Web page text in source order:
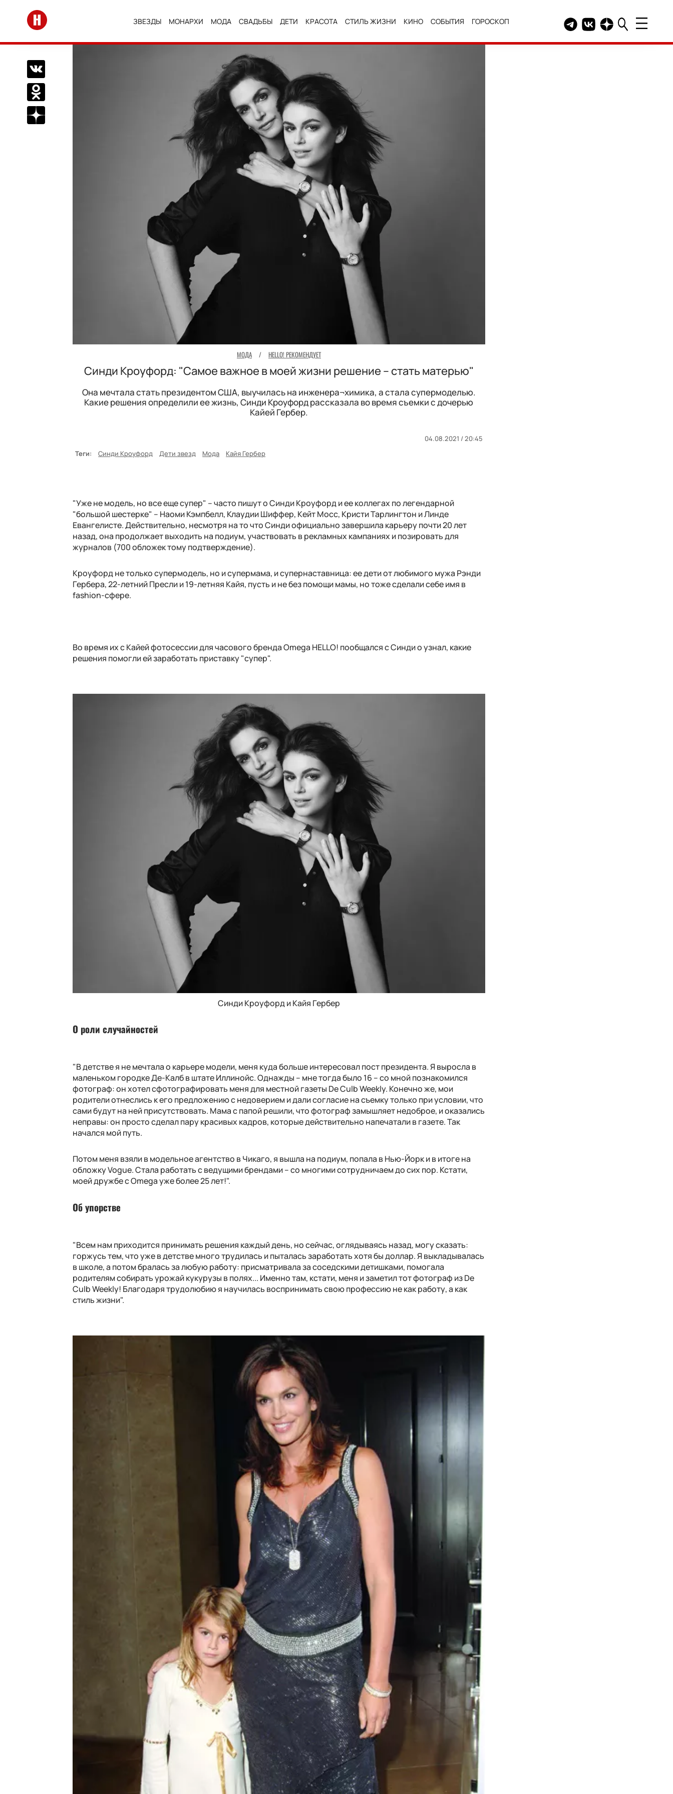
Перейти на главную
ЗВЕЗДЫ МОНАРХИ МОДА СВАДЬБЫ ДЕТИ КРАСОТА СТИЛЬ ЖИЗНИ КИНО СОБЫТИЯ ГОРОСКОП Telegram канал HELLO
Группа HELLO
Канал HELLO в
Поделиться Вконтакте
Поделиться в Одноклассниках
Подписаться на нас в Дзен
МОДА / HELLO! РЕКОМЕНДУЕТ
Синди Кроуфорд: "Самое важное в моей жизни решение – стать матерью"
Она мечтала стать президентом США, выучилась на инженера¬химика, а стала супермоделью.
Какие решения определили ее жизнь, Синди Кроуфорд рассказала во время съемки с дочерью
Кайей Гербер.
04.08.2021 / 20:45
Теги:
Синди Кроуфорд Дети звезд Мода Кайя Гербер
"Уже не модель, но все еще супер" – часто пишут о Синди Кроуфорд и ее коллегах по легендарной
"большой шестерке" – Наоми Кэмпбелл, Клаудии Шиффер, Кейт Мосс, Кристи Тарлингтон и Линде
Евангелисте. Действительно, несмотря на то что Синди официально завершила карьеру почти 20 лет
назад, она продолжает выходить на подиум, участвовать в рекламных кампаниях и позировать для
журналов (700 обложек тому подтверждение).
Кроуфорд не только супермодель, но и супермама, и супернаставница: ее дети от любимого мужа Рэнди
Гербера, 22-летний Пресли и 19-летняя Кайя, пусть и не без помощи мамы, но тоже сделали себе имя в
fashion-сфере.
Во время их с Кайей фотосессии для часового бренда Omega HELLO! пообщался с Синди о узнал, какие
решения помогли ей заработать приставку "супер".
Синди Кроуфорд и Кайя Гербер
О роли случайностей
"В детстве я не мечтала о карьере модели, меня куда больше интересовал пост президента. Я выросла в
маленьком городке Де-Калб в штате Иллинойс. Однажды – мне тогда было 16 – со мной познакомился
фотограф: он хотел сфотографировать меня для местной газеты De Culb Weekly. Конечно же, мои
родители отнеслись к его предложению с недоверием и дали согласие на съемку только при условии, что
сами будут на ней присутствовать. Мама с папой решили, что фотограф замышляет недоброе, и оказались
неправы: он просто сделал пару красивых кадров, которые действительно напечатали в газете. Так
начался мой путь.
Потом меня взяли в модельное агентство в Чикаго, я вышла на подиум, попала в Нью-Йорк и в итоге на
обложку Vogue. Стала работать с ведущими брендами – со многими сотрудничаем до сих пор. Кстати,
моей дружбе с Omega уже более 25 лет!".
Об упорстве
"Всем нам приходится принимать решения каждый день, но сейчас, оглядываясь назад, могу сказать:
горжусь тем, что уже в детстве много трудилась и пыталась заработать хотя бы доллар. Я выкладывалась
в школе, а потом бралась за любую работу: присматривала за соседскими детишками, помогала
родителям собирать урожай кукурузы в полях... Именно там, кстати, меня и заметил тот фотограф из De
Culb Weekly! Благодаря трудолюбию я научилась воспринимать свою профессию не как работу, а как
стиль жизни".